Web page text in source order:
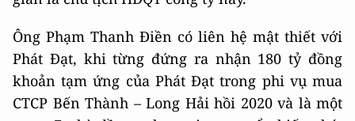
Ông Phạm Thanh Điền có liên hệ mật thiết với
Phát Đạt, khi từng đứng ra nhận 180 tỷ đồng
khoản tạm ứng của Phát Đạt trong phi vụ mua
CTCP Bến Thành – Long Hải hồi 2020 và là một